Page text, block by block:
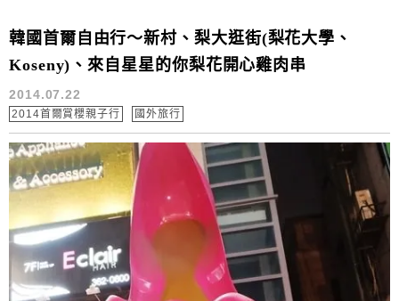
韓國首爾自由行～新村、梨大逛街(梨花大學、
Koseny)、來自星星的你梨花開心雞肉串
2014.07.22
2014首爾賞櫻親子行 國外旅行